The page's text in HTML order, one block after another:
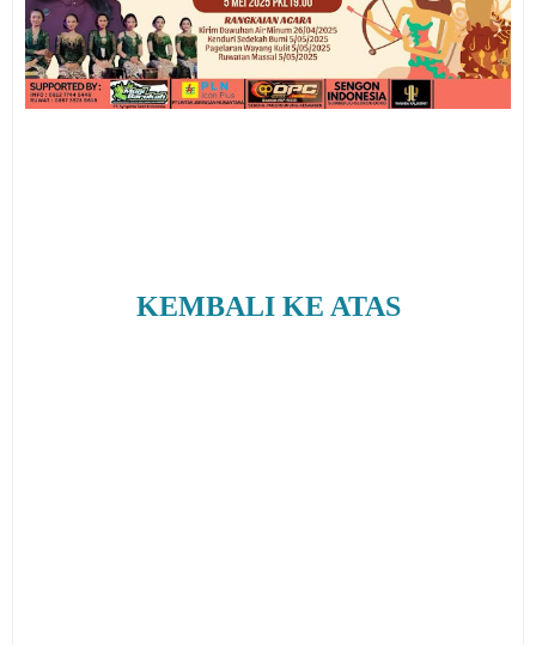
KEMBALI KE ATAS